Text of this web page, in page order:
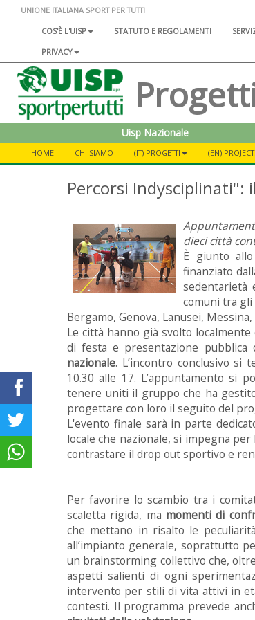
UNIONE ITALIANA SPORT PER TUTTI
COS'È L'UISP
STATUTO E REGOLAMENTI
PRIVACY
Uisp Nazionale
HOME CHI SIAMO (IT) PROGETTI (EN)
Percorsi Indysciplinati":
dieci città
È giunto
finanziato
sedentarietà
comuni tra
Bergamo, Genova, Lanusei,
Le città hanno già svolto
di festa e presentazione
nazionale. L’incontro conclusivo si
10.30 alle 17. L’appuntamento si
tenere uniti il gruppo che ha
progettare con loro il seguito del
L'evento finale sarà in parte
locale che nazionale, si impegna
contrastare il drop out sportivo e
Per favorire lo scambio tra i
scaletta rigida, ma momenti di
che mettano in risalto le
all’impianto generale, soprattutto
un brainstorming collettivo che,
aspetti salienti di ogni
intervento per stili di vita attivi in
contesti. Il programma prevede